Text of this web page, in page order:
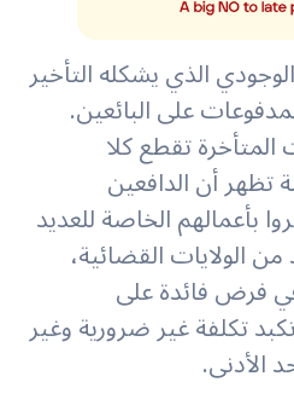
الذي يشكله التأخير
على البائعين.
تقطع كلا
تظهر أن الدافعين
بأعمالهم الخاصة للعديد
الولايات القضائية،
فرض فائدة على
تكلفة غير ضرورية وغير
الأدنى.